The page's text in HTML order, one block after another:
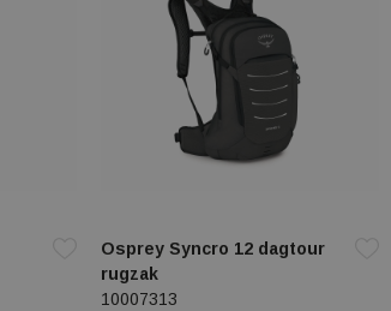
Osprey Syncro 12 dagtour
rugzak
10007313